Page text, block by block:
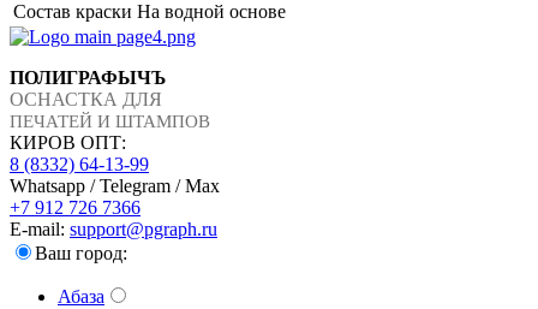
Состав краски На водной основе
ПОЛИГРАФЫЧЪ
ОСНАСТКА ДЛЯ
ПЕЧАТЕЙ И ШТАМПОВ
КИРОВ ОПТ:
8 (8332) 64-13-99
Whatsapp / Telegram / Max
+7 912 726 7366
E-mail: support@pgraph.ru
Ваш город:
Абаза